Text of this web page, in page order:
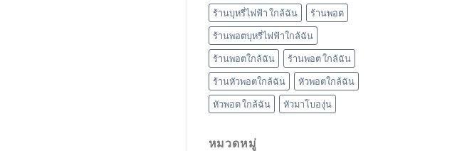
ร้านบุหรี่ไฟฟ้า ใกล้ฉัน
ร้านพอต
ร้านพอตบุหรี่ไฟฟ้าใกล้ฉัน
ร้านพอตใกล้ฉัน
ร้านพอต ใกล้ฉัน
ร้านหัวพอตใกล้ฉัน
หัวพอตใกล้ฉัน
หัวพอต ใกล้ฉัน
หัวมาโบองุ่น
หมวดหมู่